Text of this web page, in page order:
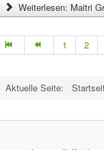
Weiterlesen: Maitri
1 2
Aktuelle Seite: